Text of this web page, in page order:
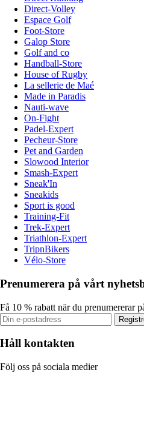
Direct-Volley
Espace Golf
Foot-Store
Galop Store
Golf and co
Handball-Store
House of Rugby
La sellerie de Maé
Made in Paradis
Nauti-wave
On-Fight
Padel-Expert
Pecheur-Store
Pet and Garden
Slowood Interior
Smash-Expert
Sneak'In
Sneakids
Sport is good
Training-Fit
Trek-Expert
Triathlon-Expert
TripnBikers
Vélo-Store
Prenumerera på vårt
Få 10 % rabatt när du prenumererar
Håll kontakten
Följ oss på sociala medier